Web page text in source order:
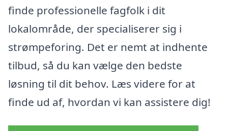
finde professionelle fagfolk i dit
lokalområde, der specialiserer sig i
strømpeforing. Det er nemt at indhente
tilbud, så du kan vælge den bedste
løsning til dit behov. Læs videre for at
finde ud af, hvordan vi kan assistere dig!